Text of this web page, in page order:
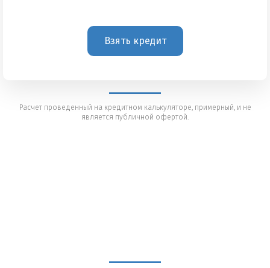
Взять кредит
Расчет проведенный на кредитном калькуляторе, примерный, и не
является публичной офертой.